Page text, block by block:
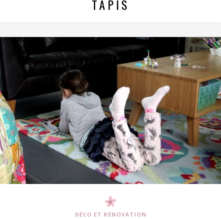
TAPIS
DÉCO ET RÉNOVATION